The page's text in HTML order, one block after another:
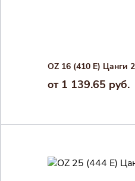
OZ 16 (410 E) Цанги
от 1 139.65 руб.